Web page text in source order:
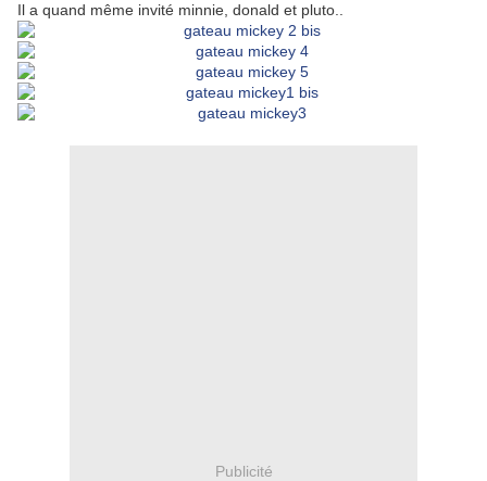
Il a quand même invité minnie, donald et pluto..
Publicité